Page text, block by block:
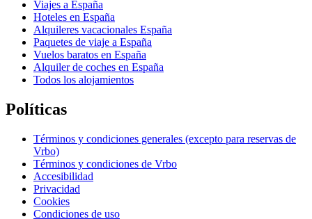
Viajes a España
Hoteles en España
Alquileres vacacionales España
Paquetes de viaje a España
Vuelos baratos en España
Alquiler de coches en España
Todos los alojamientos
Políticas
Términos y condiciones generales (excepto para reservas de
Vrbo)
Términos y condiciones de Vrbo
Accesibilidad
Privacidad
Cookies
Condiciones de uso